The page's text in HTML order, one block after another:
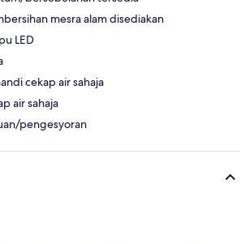
mesra alam disediakan
LED
cekap air sahaja
air sahaja
pengesyoran